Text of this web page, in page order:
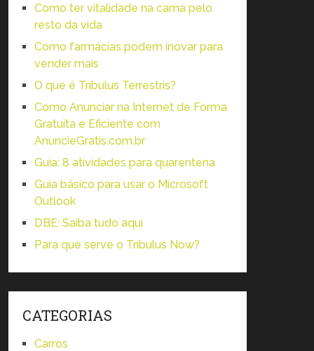
Como ter vitalidade na cama pelo
resto da vida
Como farmácias podem inovar para
vender mais
O que é Tribulus Terrestris?
Como Anunciar na Internet de Forma
Gratuita e Eficiente com
AnuncieGratis.com.br
Guia: 8 atividades para quarentena
Guia básico para usar o Microsoft
Outlook
DBE: Saiba tudo aqui
Para que serve o Tribulus Now?
CATEGORIAS
Carros